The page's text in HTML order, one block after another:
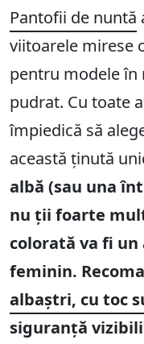
Pantofii de nuntă
viitoarele mirese
pentru modele în
pudrat. Cu toate
împiedică să
această ținută
albă (sau una
nu ții foarte
colorată va fi
feminin.
albaștri, cu toc
siguranță